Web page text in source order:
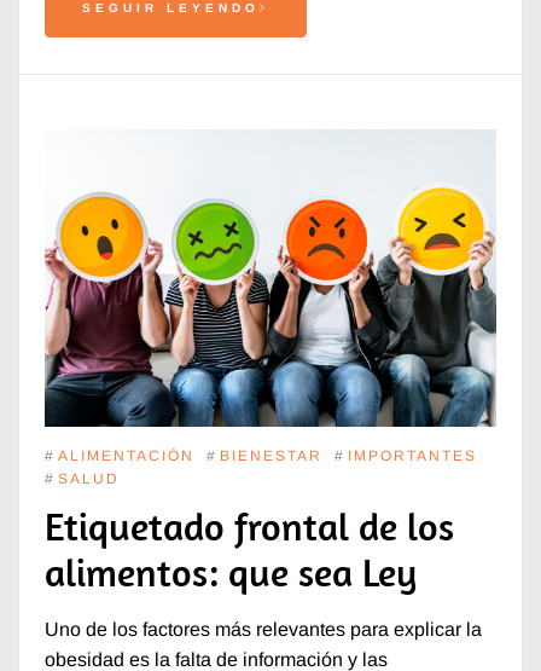
SEGUIR LEYENDO
# ALIMENTACIÓN # BIENESTAR # IMPORTANTES
# SALUD
Etiquetado frontal de los
alimentos: que sea Ley
Uno de los factores más relevantes para explicar la
obesidad es la falta de información y las